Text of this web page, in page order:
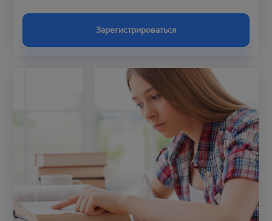
Зарегистрироваться